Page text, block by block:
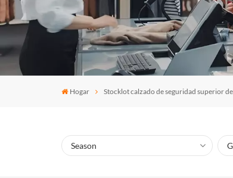
Hogar Stocklot calzado de seguridad superior